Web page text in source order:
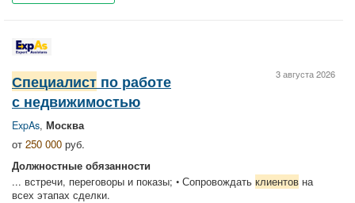
3 августа 2026
Специалист по работе
с недвижимостью
ExpAs, Москва
от 250 000 руб.
Должностные обязанности
... встречи, переговоры и показы; • Сопровождать клиентов на
всех этапах сделки.